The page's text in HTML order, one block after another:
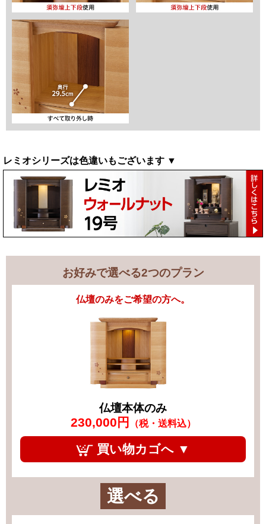
レミオシリーズは色違いもございます ▼
お好みで選べる2つのプラン
仏壇のみをご希望の方へ。
仏壇本体のみ
230,000円 （税・送料込）
買い物カゴへ ▼
選べる